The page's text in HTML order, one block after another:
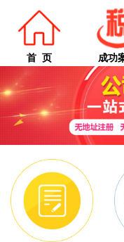
首 页 成功